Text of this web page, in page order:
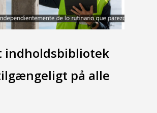
indholdsbibliotek
på alle